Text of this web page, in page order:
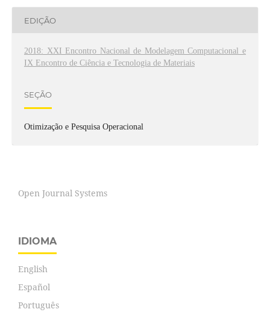
EDIÇÃO
2018: XXI Encontro Nacional de Modelagem Computacional e
IX Encontro de Ciência e Tecnologia de Materiais
SEÇÃO
Otimização e Pesquisa Operacional
Open Journal Systems
IDIOMA
English
Español
Português